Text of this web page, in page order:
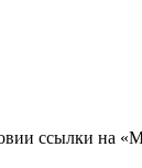
ссылки на